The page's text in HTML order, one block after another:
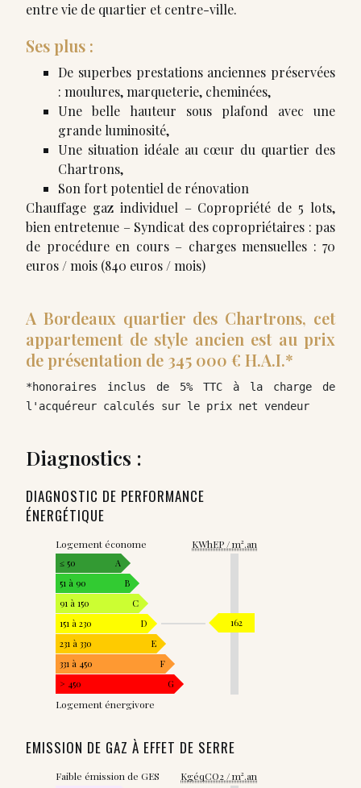
entre vie de quartier et centre-ville.
Ses plus :
De superbes prestations anciennes préservées
: moulures, marqueterie, cheminées,
Une belle hauteur sous plafond avec une
grande luminosité,
Une situation idéale au cœur du quartier des
Chartrons,
Son fort potentiel de rénovation
Chauffage gaz individuel – Copropriété de 5 lots,
bien entretenue – Syndicat des copropriétaires : pas
de procédure en cours – charges mensuelles : 70
euros / mois (840 euros / mois)
A Bordeaux quartier des Chartrons, cet
appartement de style ancien est au prix
de présentation de 345 000 € H.A.I.*
*honoraires inclus de 5% TTC à la charge de
l'acquéreur calculés sur le prix net vendeur
Diagnostics :
DIAGNOSTIC DE PERFORMANCE
ÉNERGÉTIQUE
Logement économe KWhEP / m².an
≤ 50
A
51 à 90
B
91 à 150
C
151 à 230
D
231 à 330
E
331 à 450
F
> 450
G
162
Logement énergivore
EMISSION DE GAZ À EFFET DE SERRE
Faible émission de GES KgéqCO2 / m².an